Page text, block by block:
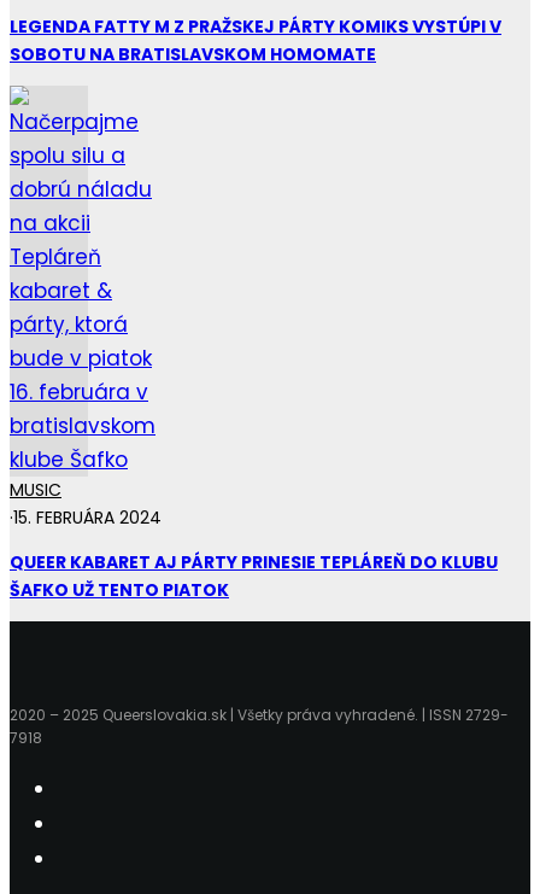
LEGENDA FATTY M Z PRAŽSKEJ PÁRTY KOMIKS VYSTÚPI V
SOBOTU NA BRATISLAVSKOM HOMOMATE
MUSIC
·15. FEBRUÁRA 2024
QUEER KABARET AJ PÁRTY PRINESIE TEPLÁREŇ DO KLUBU
ŠAFKO UŽ TENTO PIATOK
2020 – 2025 Queerslovakia.sk | Všetky práva vyhradené. | ISSN 2729-
7918